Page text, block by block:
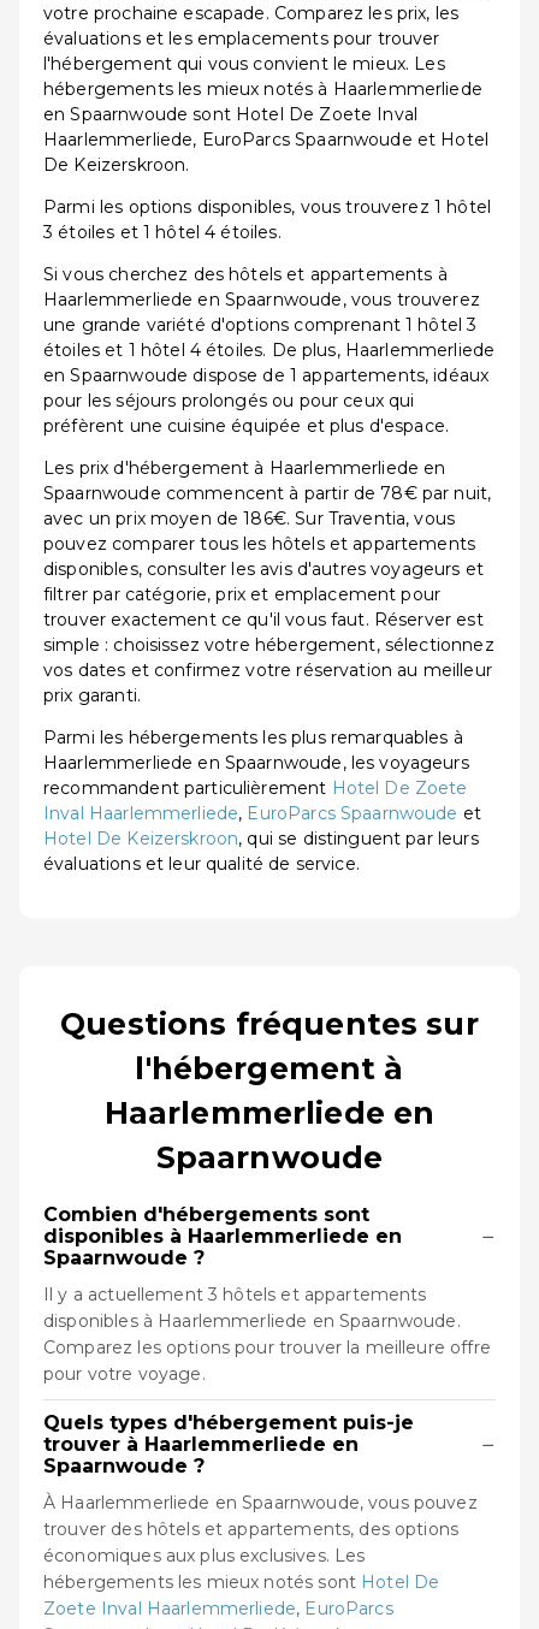
votre prochaine escapade. Comparez les prix, les
évaluations et les emplacements pour trouver
l'hébergement qui vous convient le mieux. Les
hébergements les mieux notés à Haarlemmerliede
en Spaarnwoude sont Hotel De Zoete Inval
Haarlemmerliede, EuroParcs Spaarnwoude et Hotel
De Keizerskroon.
Parmi les options disponibles, vous trouverez 1 hôtel
3 étoiles et 1 hôtel 4 étoiles.
Si vous cherchez des hôtels et appartements à
Haarlemmerliede en Spaarnwoude, vous trouverez
une grande variété d'options comprenant 1 hôtel 3
étoiles et 1 hôtel 4 étoiles. De plus, Haarlemmerliede
en Spaarnwoude dispose de 1 appartements, idéaux
pour les séjours prolongés ou pour ceux qui
préfèrent une cuisine équipée et plus d'espace.
Les prix d'hébergement à Haarlemmerliede en
Spaarnwoude commencent à partir de 78€ par nuit,
avec un prix moyen de 186€. Sur Traventia, vous
pouvez comparer tous les hôtels et appartements
disponibles, consulter les avis d'autres voyageurs et
filtrer par catégorie, prix et emplacement pour
trouver exactement ce qu'il vous faut. Réserver est
simple : choisissez votre hébergement, sélectionnez
vos dates et confirmez votre réservation au meilleur
prix garanti.
Parmi les hébergements les plus remarquables à
Haarlemmerliede en Spaarnwoude, les voyageurs
recommandent particulièrement Hotel De Zoete
Inval Haarlemmerliede, EuroParcs Spaarnwoude et
Hotel De Keizerskroon, qui se distinguent par leurs
évaluations et leur qualité de service.
Questions fréquentes sur
l'hébergement à
Haarlemmerliede en
Spaarnwoude
Combien d'hébergements sont
disponibles à Haarlemmerliede en
Spaarnwoude ?
−
Il y a actuellement 3 hôtels et appartements
disponibles à Haarlemmerliede en Spaarnwoude.
Comparez les options pour trouver la meilleure offre
pour votre voyage.
Quels types d'hébergement puis-je
trouver à Haarlemmerliede en
Spaarnwoude ?
−
À Haarlemmerliede en Spaarnwoude, vous pouvez
trouver des hôtels et appartements, des options
économiques aux plus exclusives. Les
hébergements les mieux notés sont Hotel De
Zoete Inval Haarlemmerliede, EuroParcs